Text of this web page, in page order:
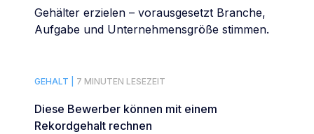
GEHALT | 7 MINUTEN LESEZEIT
Diese Bewerber können mit einem
Rekordgehalt rechnen